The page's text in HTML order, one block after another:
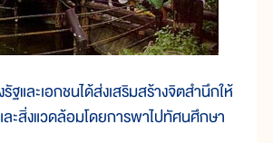
ฐและเอกชนได้ส่งเสริมสร้างจิตสำนึกให้
ละสิ่งแวดล้อมโดยการพาไปทัศนศึกษา